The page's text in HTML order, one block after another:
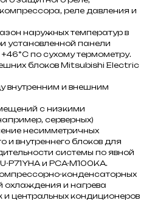
реле давления и
наружных температур в
установленной панели
+46°C по сухому термометру.
блоков Mitsubishi Electric
внутренним и внешним
с низкими
серверных)
несимметричных
и внутреннего блоков для
системы по явной
P71YHA и PCA-M100KA.
конденсаторных
охлаждения и нагрева
и центральных кондиционеров